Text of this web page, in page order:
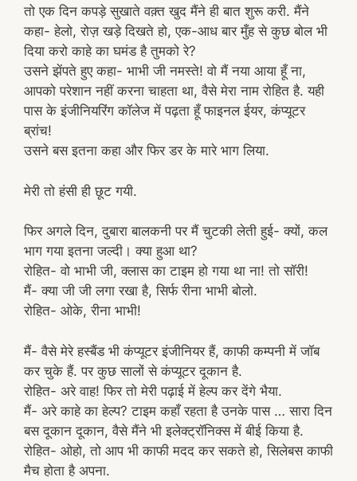
तो एक दिन कपड़े सुखाते वक़्त खुद मैंने ही बात शुरू करी. मैंने
कहा- हेलो, रोज़ खड़े दिखते हो, एक-आध बार मुँह से कुछ बोल भी
दिया करो काहे का घमंड है तुमको रे?
उसने झेंपते हुए कहा- भाभी जी नमस्ते! वो मैं नया आया हूँ ना,
आपको परेशान नहीं करना चाहता था, वैसे मेरा नाम रोहित है. यही
पास के इंजीनियरिंग कॉलेज में पढ़ता हूँ फाइनल ईयर, कंप्यूटर
ब्रांच!
उसने बस इतना कहा और फिर डर के मारे भाग लिया.
मेरी तो हंसी ही छूट गयी.
फिर अगले दिन, दुबारा बालकनी पर मैं चुटकी लेती हुई- क्यों, कल
भाग गया इतना जल्दी। क्या हुआ था?
रोहित- वो भाभी जी, क्लास का टाइम हो गया था ना! तो सॉरी!
मैं- क्या जी जी लगा रखा है, सिर्फ रीना भाभी बोलो.
रोहित- ओके, रीना भाभी!
मैं- वैसे मेरे हस्बैंड भी कंप्यूटर इंजीनियर हैं, काफी कम्पनी में जॉब
कर चुके हैं. पर कुछ सालों से कंप्यूटर दूकान है.
रोहित- अरे वाह! फिर तो मेरी पढ़ाई में हेल्प कर देंगे भैया.
मैं- अरे काहे का हेल्प? टाइम कहाँ रहता है उनके पास … सारा दिन
बस दूकान दूकान, वैसे मैंने भी इलेक्ट्रॉनिक्स में बीई किया है.
रोहित- ओहो, तो आप भी काफी मदद कर सकते हो, सिलेबस काफी
मैच होता है अपना.